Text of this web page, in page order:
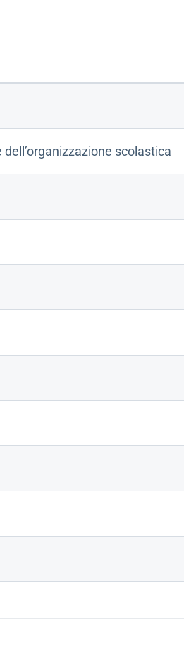
scolastica